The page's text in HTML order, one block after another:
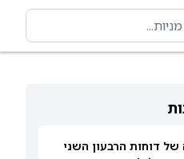
דוחות הרבעון השני